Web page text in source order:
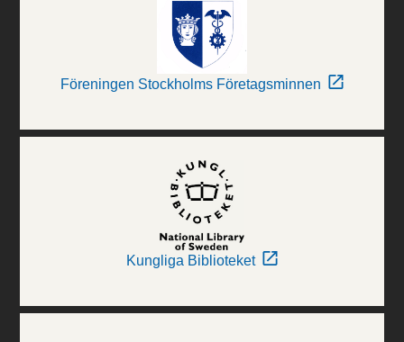
Föreningen Stockholms Företagsminnen
Kungliga Biblioteket